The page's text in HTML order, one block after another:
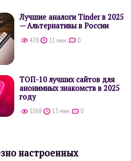
Лучшие аналоги Tinder в 2025
— Альтернативы в России
478 11 мин. 0
ТОП-10 лучших сайтов для
анонимных знакомств в 2025
году
1068 13 мин. 0
настроенных